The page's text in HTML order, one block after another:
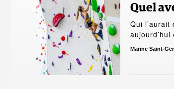
Quel
Qui
Marine Saint-